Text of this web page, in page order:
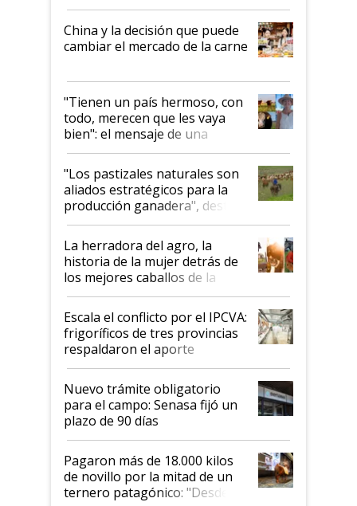
China y la decisión que puede
cambiar el mercado de la carne
"Tienen un país hermoso, con
todo, merecen que les vaya
bien": el mensaje de una
ganadera uruguaya sobre las
oportunidades que se abren
para el agro en Argentina, con
foco en la carne
"Los pastizales naturales son
aliados estratégicos para la
producción ganadera", destaca
la iniciativa que ya reúne a 46
establecimientos en Argentina
La herradora del agro, la
historia de la mujer detrás de
los mejores caballos de la
Argentina y los mitos que
todavía hacen sufrir a estos
animales: "Mientras me
descalificaban, yo seguí
haciendo currículum"
Escala el conflicto por el IPCVA:
frigoríficos de tres provincias
respaldaron el aporte
obligatorio
Nuevo trámite obligatorio
para el campo: Senasa fijó un
plazo de 90 días
Pagaron más de 18.000 kilos
de novillo por la mitad de un
ternero patagónico: "Desde